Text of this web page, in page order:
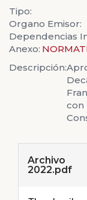
Tipo:
Organo Emisor:
Dependencias
Anexo:
Descripción:
Archivo
2022.pdf